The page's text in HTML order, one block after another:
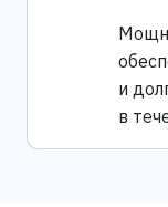
и
в